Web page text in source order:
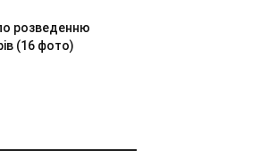
розведенню
(16 фото)